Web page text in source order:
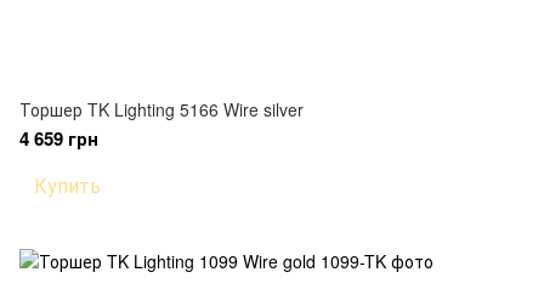
Торшер TK Lighting 5166 Wire silver
4 659 грн
Купить